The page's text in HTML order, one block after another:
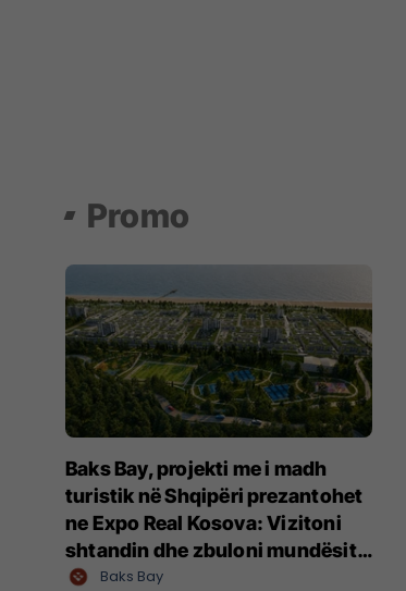
Promo
Baks Bay, projekti me i madh
turistik në Shqipëri prezantohet
ne Expo Real Kosova: Vizitoni
shtandin dhe zbuloni mundësitë
e investimit
Baks Bay